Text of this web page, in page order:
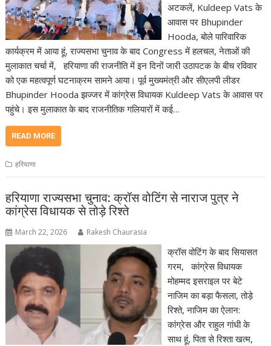
अटकलें, Kuldeep Vats के
आवास पर Bhupinder
Hooda, बोले पारिवारिक
कार्यक्रम में आया हूं, राज्यसभा चुनाव के बाद Congress में हलचल, नेताओं की
मुलाकात चर्चा में, हरियाणा की राजनीति में इन दिनों जारी उठापटक के बीच रविवार
को एक महत्वपूर्ण घटनाक्रम सामने आया। पूर्व मुख्यमंत्री और सीएलपी लीडर
Bhupinder Hooda झज्जर में कांग्रेस विधायक Kuldeep Vats के आवास पर
पहुंचे। इस मुलाकात के बाद राजनीतिक गलियारों में कई…
READ MORE
हरियाणा
हरियाणा राज्यसभा चुनाव: क्रॉस वोटिंग से नाराज पुत्र ने
कांग्रेस विधायक से तोड़े रिश्ते
March 22, 2026 Rakesh Chaurasia
क्रॉस वोटिंग के बाद सियासत
गरम, कांग्रेस विधायक
मोहम्मद इसराइल पर बेटे
नाजिम का बड़ा फैसला, तोड़े
रिश्ते, नाजिम का ऐलान:
कांग्रेस और राहुल गांधी के
साथ हूं, पिता से रिश्ता खत्म,